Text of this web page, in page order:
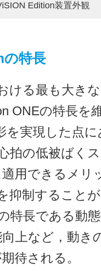
Edition装置外観
特長
ける最も大き
ONEの特長を
を実現した点
拍の低被ばく
用できるメリ
抑制すること
特長である動
上など，動き
待される。